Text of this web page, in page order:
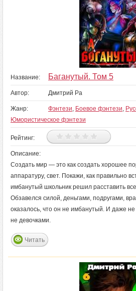
Название: Баганутый. Том 5
Автор: Дмитрий Ра
Жанр: Фэнтези, Боевое фэнтези,
Юмористическое фэнтези
Рейтинг:
Описание:
Создать мир — это как создать хорошее
аппаратуру, свет. Покажи, как правильно
имбанутый школьник решил расставить
Обзавелся силой, деньгами, подругами,
оказалось, что он не имбанутый. И даже
не девочками.
Читать